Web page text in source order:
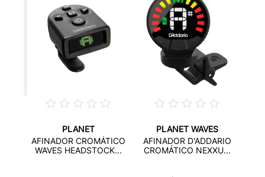
PLANET
AFINADOR CROMÁTICO
WAVES HEADSTOCK...
PLANET WAVES
AFINADOR D'ADDARIO
CROMÁTICO NEXXU...